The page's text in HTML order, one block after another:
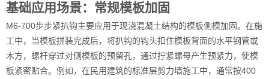
基础应用场景：常规模板加固
M6-700步步紧扒钩主要应用于现浇混凝土结构的模板侧模加固。在施
工中，当模板拼装完成后，将扒钩的钩头扣住模板背面的水平钢管或
木方，螺杆穿过对侧模板的预留孔，通过拧紧螺母产生预紧力，使模
板紧密贴合。例如，在民用建筑的标准层剪力墙施工中，通常按400